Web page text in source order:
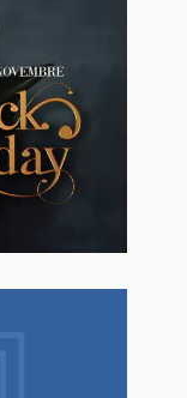
a l 25
Su